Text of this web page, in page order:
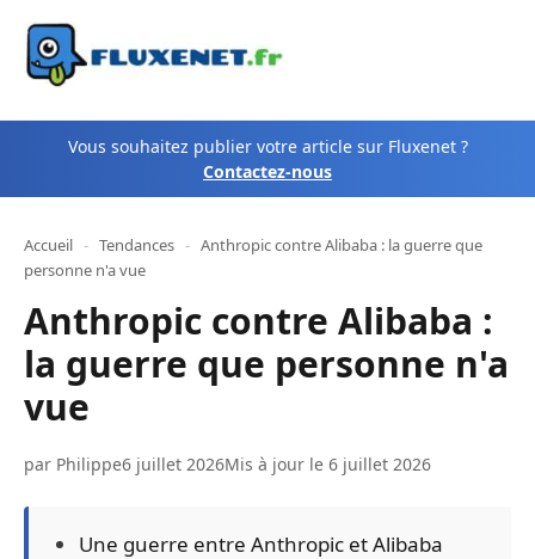
Vous souhaitez publier votre article sur Fluxenet ?
Contactez-nous
Accueil - Tendances - Anthropic contre Alibaba : la guerre que
personne n'a vue
Anthropic contre Alibaba :
la guerre que personne n'a
vue
par Philippe6 juillet 2026Mis à jour le 6 juillet 2026
Une guerre entre Anthropic et Alibaba